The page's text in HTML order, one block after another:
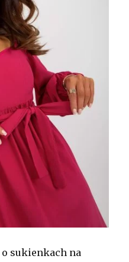
sukienkach na